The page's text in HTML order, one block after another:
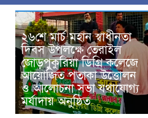
২৬শে মার্চ মহান স্বাধীনতা
দিবস উপলক্ষে তেরাইল
জোড়পুকুরিয়া ডিগ্রি কলেজে
আয়োজিত পতাকা উত্তোলন
ও আলোচনা সভা যথাযোগ্য
মর্যাদায় অনুষ্ঠিত